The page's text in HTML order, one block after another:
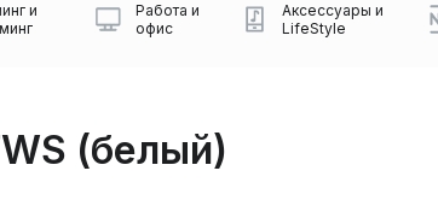
и
Работа и
офис
Аксессуары и
LifeStyle
(белый)